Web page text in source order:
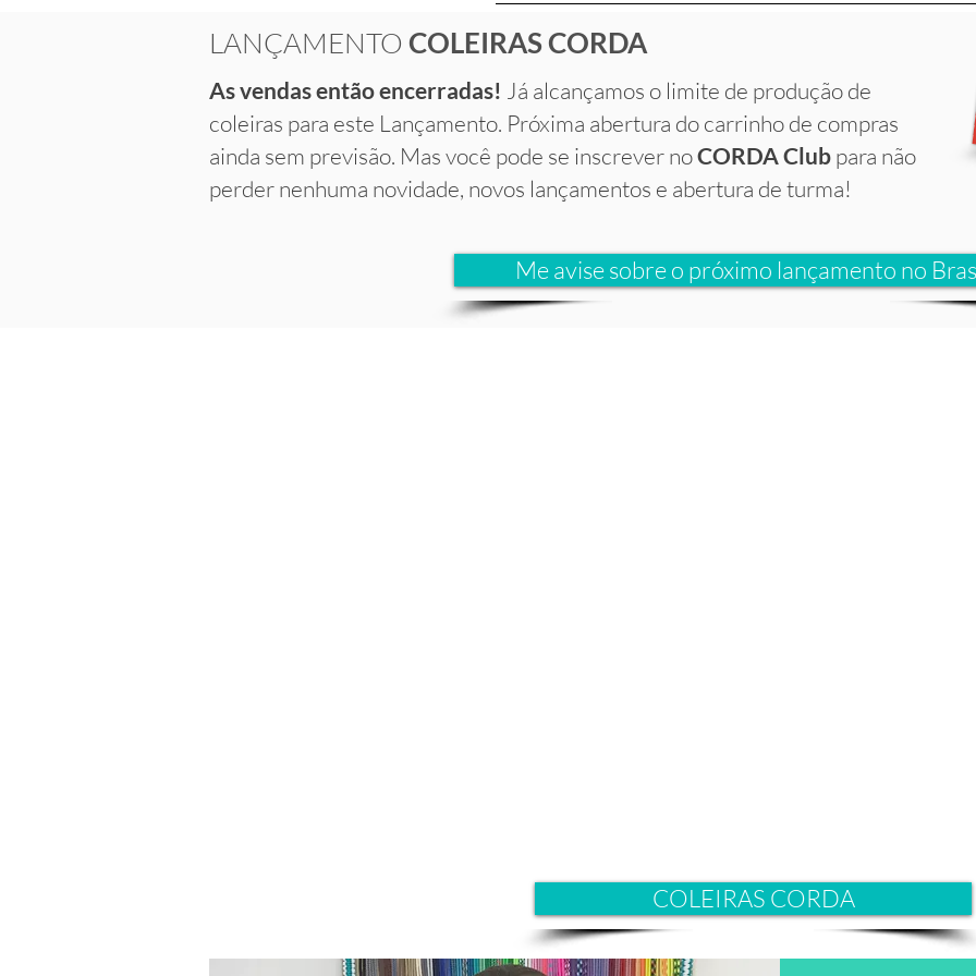
LANÇAMENTO COLEIRAS CORDA
As vendas então encerradas! Já alcançamos o limite de produção de
coleiras para este Lançamento. Próxima abertura do carrinho de compras
ainda sem previsão. Mas você pode se inscrever noCORDA Club para não
perder nenhuma novidade, novos lançamentos e abertura de turma!
Me avise sobre o próximo lançamento no
COLEIRAS CORDA